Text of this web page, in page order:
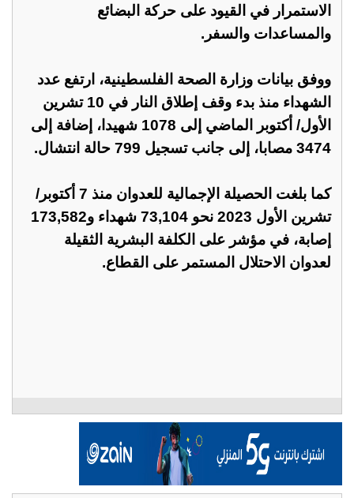
الاستمرار في القيود على حركة البضائع
والمساعدات والسفر.
ووفق بيانات وزارة الصحة الفلسطينية، ارتفع عدد
الشهداء منذ بدء وقف إطلاق النار في 10 تشرين
الأول/ أكتوبر الماضي إلى 1078 شهيدا، إضافة إلى
3474 مصابا، إلى جانب تسجيل 799 حالة انتشال.
كما بلغت الحصيلة الإجمالية للعدوان منذ 7 أكتوبر/
تشرين الأول 2023 نحو 73,104 شهداء و173,582
إصابة، في مؤشر على الكلفة البشرية الثقيلة
لعدوان الاحتلال المستمر على القطاع.